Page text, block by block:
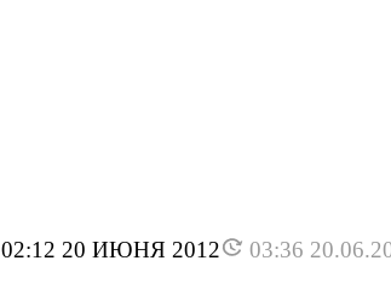
02:12 20 ИЮНЯ 2012 03:36